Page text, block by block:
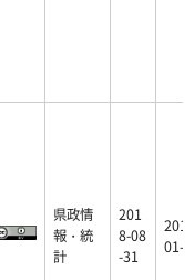
県政情
報・統
計
201
8-08
-31
01-